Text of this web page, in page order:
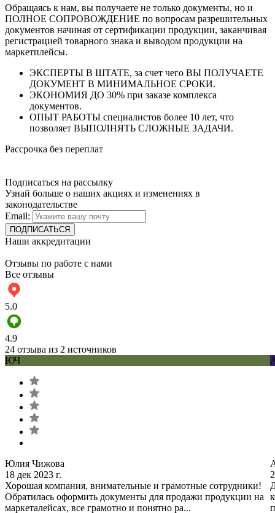
Обращаясь к нам, вы получаете не только документы, но и
ПОЛНОЕ СОПРОВОЖДЕНИЕ по вопросам разрешительных
документов начиная от сертификации продукции, заканчивая
регистрацией товарного знака и выводом продукции на
маркетплейсы.
ЭКСПЕРТЫ В ШТАТЕ, за счет чего ВЫ ПОЛУЧАЕТЕ
ДОКУМЕНТ В МИНИМАЛЬНОЕ СРОКИ.
ЭКОНОМИЯ ДО 30% при заказе комплекса
документов.
ОПЫТ РАБОТЫ специалистов более 10 лет, что
позволяет ВЫПОЛНЯТЬ СЛОЖНЫЕ ЗАДАЧИ.
Рассрочка без переплат
Подписаться на рассылку
Узнай больше о наших акциях и изменениях в
законодательстве
Email:
Наши аккредитации
Отзывы по работе с нами
Все отзывы
5.0
4.9
24 отзыва из 2 источников
ЮЧ
Юлия Чижова
18 дек 2023 г.
Хорошая компания, внимательные и грамотные сотрудники!
Обратилась оформить документы для продажи продукции на
маркеталейсах, все грамотно и понятно ра...